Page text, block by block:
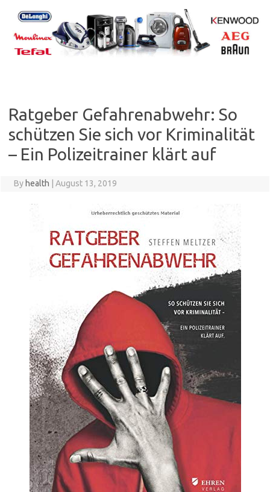
content
Ratgeber Gefahrenabwehr: So
schützen Sie sich vor Kriminalität
– Ein Polizeitrainer klärt auf
By health August 13, 2019